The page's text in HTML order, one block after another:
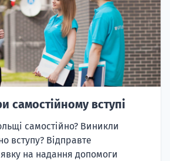
самостійному вступі
самостійно? Виникли
вступу? Відправте
на надання допомоги